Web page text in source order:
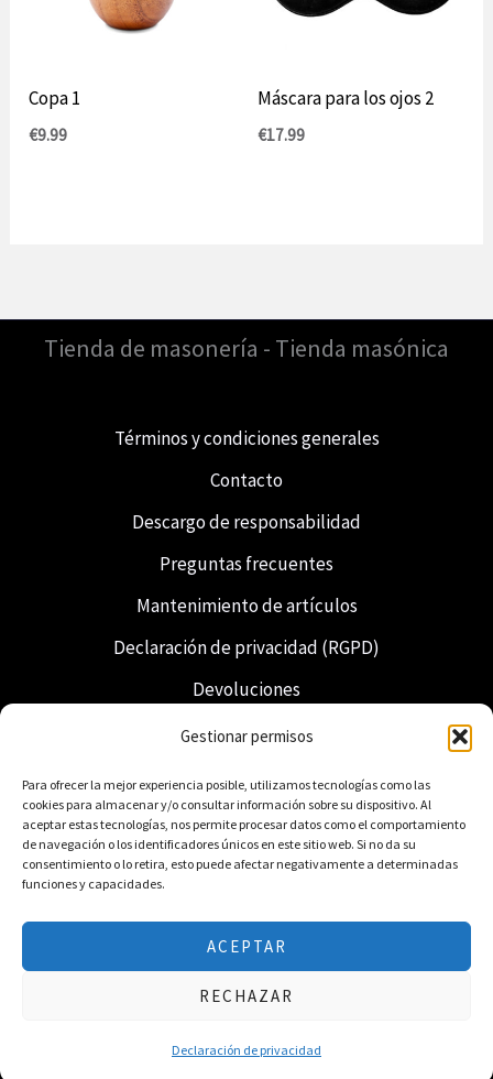
Gestionar permisos
Para ofrecer la mejor experiencia posible, utilizamos tecnologías como las
cookies para almacenar y/o consultar información sobre su dispositivo. Al
aceptar estas tecnologías, nos permite procesar datos como el comportamiento
de navegación o los identificadores únicos en este sitio web. Si no da su
consentimiento o lo retira, esto puede afectar negativamente a determinadas
funciones y capacidades.
ACEPTAR
RECHAZAR
Declaración de privacidad
Copa 1
€9.99
Máscara para los ojos 2
€17.99
Tienda de masonería - Tienda masónica
Términos y condiciones generales
Contacto
Descargo de responsabilidad
Preguntas frecuentes
Mantenimiento de artículos
Declaración de privacidad (RGPD)
Devoluciones
Envío y entrega
Regalia neerlandesa
© 2026 Freemasonry Store - Tienda masónica.